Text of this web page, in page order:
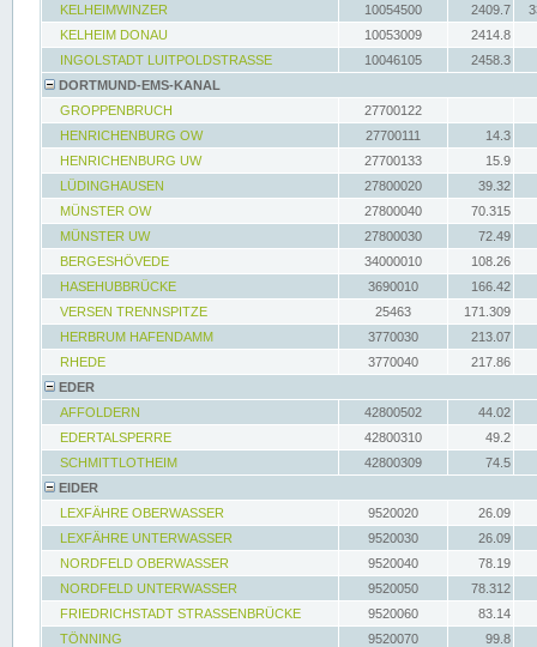
KELHEIMWINZER
10054500 2409.7
KELHEIM DONAU
10053009
2414.8
INGOLSTADT LUITPOLDSTRASSE
10046105
2458.3
DORTMUND-EMS-KANAL
GROPPENBRUCH
27700122
HENRICHENBURG OW
27700111
14.3
HENRICHENBURG UW
27700133
15.9
LÜDINGHAUSEN
27800020
39.32
MÜNSTER OW
27800040
70.315
MÜNSTER UW
27800030
72.49
BERGESHÖVEDE
34000010
108.26
HASEHUBBRÜCKE
3690010
166.42
VERSEN TRENNSPITZE
25463
171.309
HERBRUM HAFENDAMM
3770030
213.07
RHEDE
3770040
217.86
EDER
AFFOLDERN
42800502
44.02
EDERTALSPERRE
42800310
49.2
SCHMITTLOTHEIM
42800309
74.5
EIDER
LEXFÄHRE OBERWASSER
9520020
26.09
LEXFÄHRE UNTERWASSER
9520030
26.09
NORDFELD OBERWASSER
9520040
78.19
NORDFELD UNTERWASSER
9520050
78.312
FRIEDRICHSTADT STRASSENBRÜCKE
9520060
83.14
TÖNNING
9520070
99.8